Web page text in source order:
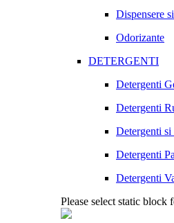
Dispensere
Odorizante
DETERGENTI
Detergenti
Detergenti
Detergenti
Detergenti
Detergenti
Please select static block